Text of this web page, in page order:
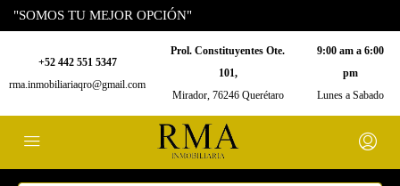
"SOMOS TU MEJOR OPCIÓN"
+52 442 551 5347
rma.inmobiliariaqro@gmail.com
Prol. Constituyentes Ote.
101,
Mirador, 76246 Querétaro
9:00 am a 6:00
pm
Lunes a Sabado